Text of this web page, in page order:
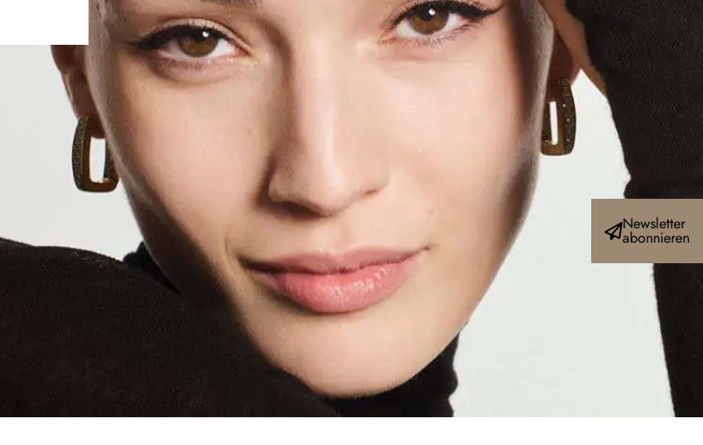
Newsletter
abonnieren